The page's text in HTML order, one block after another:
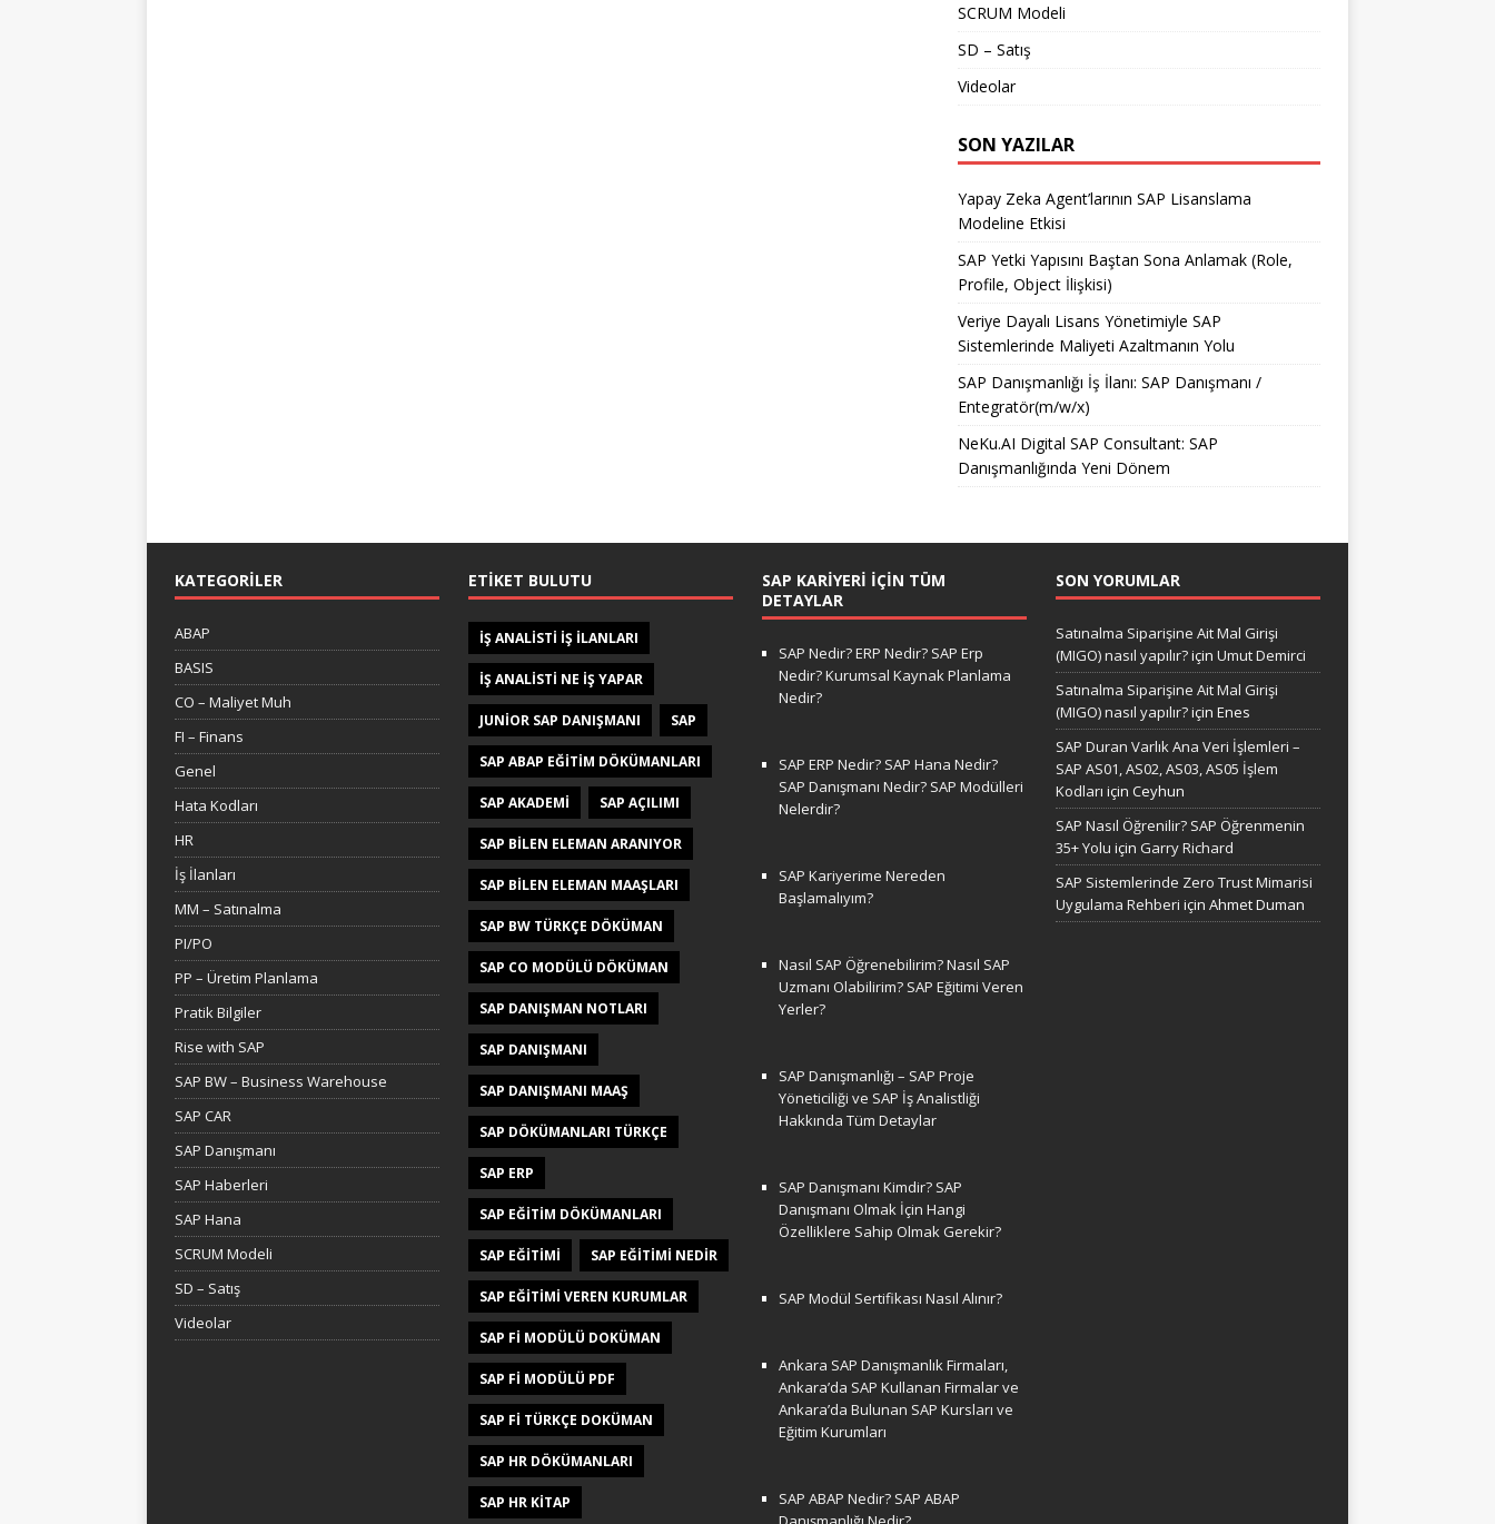
SCRUM Modeli
SD – Satış
Videolar
SON YAZILAR
Yapay Zeka Agent’larının SAP Lisanslama
Modeline Etkisi
SAP Yetki Yapısını Baştan Sona Anlamak (Role,
Profile, Object İlişkisi)
Veriye Dayalı Lisans Yönetimiyle SAP
Sistemlerinde Maliyeti Azaltmanın Yolu
SAP Danışmanlığı İş İlanı: SAP Danışmanı /
Entegratör(m/w/x)
NeKu.AI Digital SAP Consultant: SAP
Danışmanlığında Yeni Dönem
KATEGORILER
ABAP
BASIS
CO – Maliyet Muh
FI – Finans
Genel
Hata Kodları
HR
İş İlanları
MM – Satınalma
PI/PO
PP – Üretim Planlama
Pratik Bilgiler
Rise with SAP
SAP BW – Business Warehouse
SAP CAR
SAP Danışmanı
SAP Haberleri
SAP Hana
SCRUM Modeli
SD – Satış
Videolar
ETIKET BULUTU
IŞ ANALISTI IŞ ILANLARI
IŞ ANALISTI NE IŞ YAPAR
JUNIOR SAP DANIŞMANI SAP
SAP ABAP EĞITIM DÖKÜMANLARI
SAP AKADEMI SAP AÇILIMI
SAP BILEN ELEMAN ARANIYOR
SAP BILEN ELEMAN MAAŞLARI
SAP BW TÜRKÇE DÖKÜMAN
SAP CO MODÜLÜ DÖKÜMAN
SAP DANIŞMAN NOTLARI
SAP DANIŞMANI
SAP DANIŞMANI MAAŞ
SAP DÖKÜMANLARI TÜRKÇE
SAP ERP
SAP EĞITIM DÖKÜMANLARI
SAP EĞITIMI SAP EĞITIMI NEDIR
SAP EĞITIMI VEREN KURUMLAR
SAP FI MODÜLÜ DOKÜMAN
SAP FI MODÜLÜ PDF
SAP FI TÜRKÇE DOKÜMAN
SAP HR DÖKÜMANLARI
SAP HR KITAP
SAP KARIYERI İÇIN TÜM
DETAYLAR
SAP Nedir? ERP Nedir? SAP Erp
Nedir? Kurumsal Kaynak Planlama
Nedir?
SAP ERP Nedir? SAP Hana Nedir?
SAP Danışmanı Nedir? SAP Modülleri
Nelerdir?
SAP Kariyerime Nereden
Başlamalıyım?
Nasıl SAP Öğrenebilirim? Nasıl SAP
Uzmanı Olabilirim? SAP Eğitimi Veren
Yerler?
SAP Danışmanlığı – SAP Proje
Yöneticiliği ve SAP İş Analistliği
Hakkında Tüm Detaylar
SAP Danışmanı Kimdir? SAP
Danışmanı Olmak İçin Hangi
Özelliklere Sahip Olmak Gerekir?
SAP Modül Sertifikası Nasıl Alınır?
Ankara SAP Danışmanlık Firmaları,
Ankara’da SAP Kullanan Firmalar ve
Ankara’da Bulunan SAP Kursları ve
Eğitim Kurumları
SAP ABAP Nedir? SAP ABAP
SON YORUMLAR
Satınalma Siparişine Ait Mal Girişi
(MIGO) nasıl yapılır?için Umut Demirci
Satınalma Siparişine Ait Mal Girişi
(MIGO) nasıl yapılır?için Enes
SAP Duran Varlık Ana Veri İşlemleri –
SAP AS01, AS02, AS03, AS05 İşlem
Kodları için Ceyhun
SAP Nasıl Öğrenilir? SAP Öğrenmenin
35+ Yolu için Garry Richard
SAP Sistemlerinde Zero Trust Mimarisi
Uygulama Rehberi için Ahmet Duman